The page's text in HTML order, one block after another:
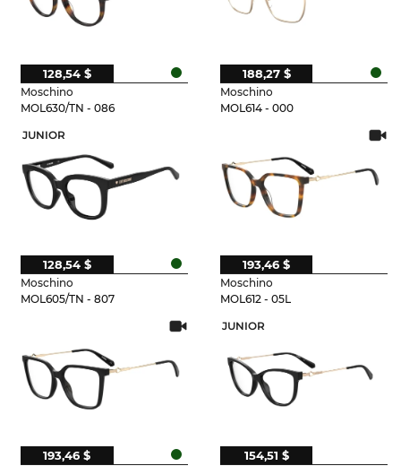
Moschino
MOL630/TN - 086
128,54 $
Moschino
MOL614 - 000
188,27 $
JUNIOR
Moschino
MOL605/TN - 807
128,54 $
Moschino
MOL612 - 05L
193,46 $
193,46 $
JUNIOR
154,51 $